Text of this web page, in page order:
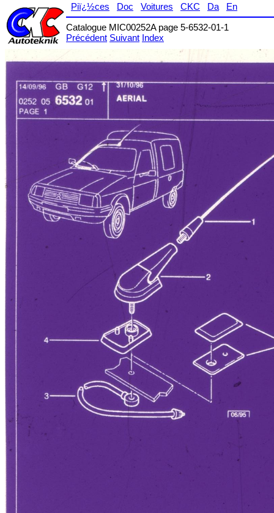
Piï¿½ces Doc Voitures CKC Da
En
Catalogue MIC00252A page 5-6532-01-1
Précédent Suivant Index